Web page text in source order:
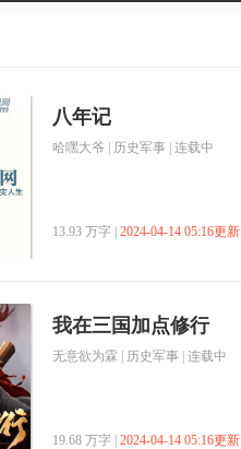
八年记
哈嘿大爷 历史军事 | 连载中
13.93 万字 | 2024-04-14 05:16更新
我在三国加点修行
无意欲为霖 历史军事 | 连载中
19.68 万字 | 2024-04-14 05:16更新